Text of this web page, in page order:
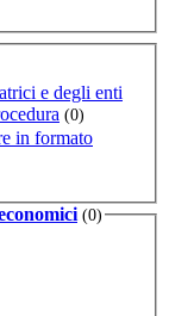
e degli enti
(0)
in formato
(0)